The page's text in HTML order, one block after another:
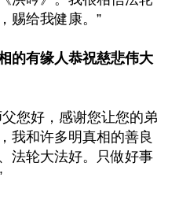
赐给我健康。”
的有缘人恭祝慈悲伟大
您好，感谢您让您的弟
我和许多明真相的善良
法轮大法好。只做好事